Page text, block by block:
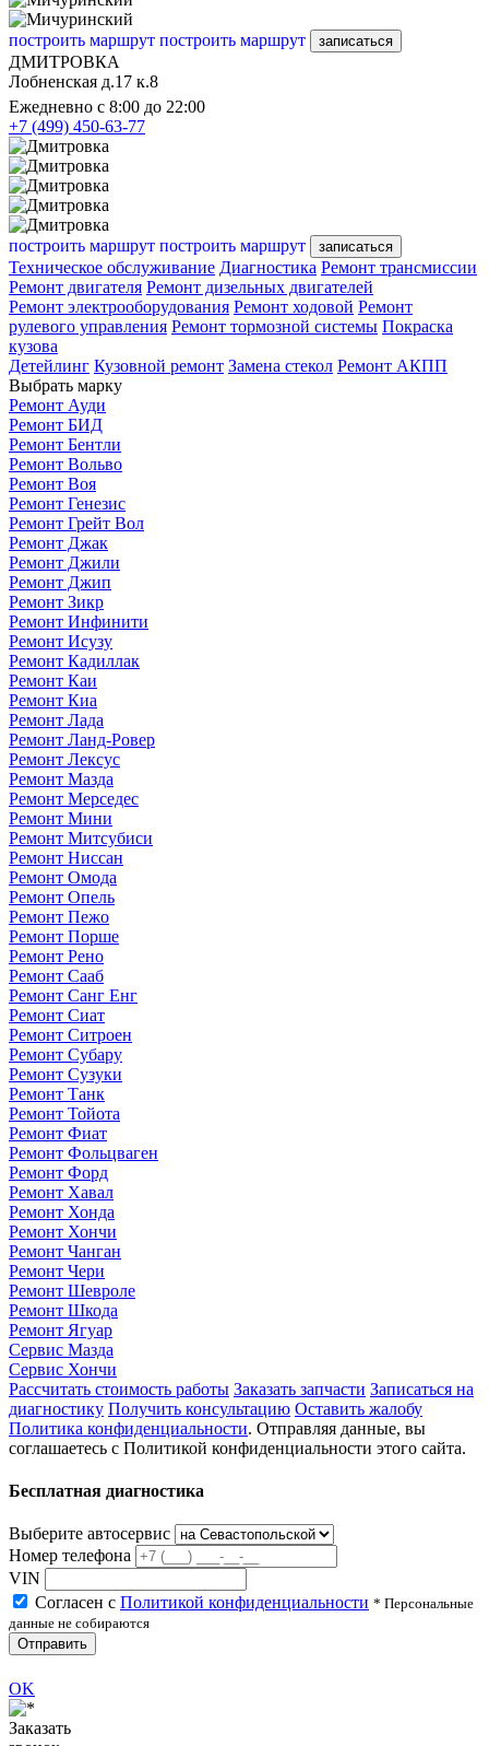
построить маршрут построить маршрут записаться
ДМИТРОВКА
Лобненская д.17 к.8
Ежедневно с 8:00 до 22:00
+7 (499) 450-63-77
построить маршрут построить маршрут записаться
Техническое обслуживание Диагностика Ремонт трансмиссии
Ремонт двигателя Ремонт дизельных двигателей
Ремонт электрооборудования Ремонт ходовой Ремонт
рулевого управления Ремонт тормозной системы Покраска
кузова
Детейлинг Кузовной ремонт Замена стекол Ремонт АКПП
Выбрать марку
Ремонт Ауди
Ремонт БИД
Ремонт Бентли
Ремонт Вольво
Ремонт Воя
Ремонт Генезис
Ремонт Грейт Вол
Ремонт Джак
Ремонт Джили
Ремонт Джип
Ремонт Зикр
Ремонт Инфинити
Ремонт Исузу
Ремонт Кадиллак
Ремонт Каи
Ремонт Киа
Ремонт Лада
Ремонт Ланд-Ровер
Ремонт Лексус
Ремонт Мазда
Ремонт Мерседес
Ремонт Мини
Ремонт Митсубиси
Ремонт Ниссан
Ремонт Омода
Ремонт Опель
Ремонт Пежо
Ремонт Порше
Ремонт Рено
Ремонт Сааб
Ремонт Санг Енг
Ремонт Сиат
Ремонт Ситроен
Ремонт Субару
Ремонт Сузуки
Ремонт Танк
Ремонт Тойота
Ремонт Фиат
Ремонт Фольцваген
Ремонт Форд
Ремонт Хавал
Ремонт Хонда
Ремонт Хончи
Ремонт Чанган
Ремонт Чери
Ремонт Шевроле
Ремонт Шкода
Ремонт Ягуар
Сервис Мазда
Сервис Хончи
Рассчитать стоимость работы Заказать запчасти Записаться на
диагностику Получить консультацию Оставить жалобу
Политика конфиденциальности. Отправляя данные, вы
соглашаетесь с Политикой конфиденциальности этого сайта.
Бесплатная диагностика
Выберите автосервис
Номер телефона
VIN
Согласен с Политикой конфиденциальности * Персональные
данные не собираются
Отправить
OK
Заказать